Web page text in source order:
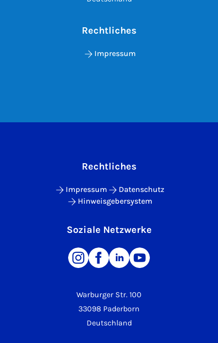
Rechtliches
Impressum
Warburger Str. 100
33098 Paderborn
Deutschland
Rechtliches
Impressum
Datenschutz
Hinweisgebersystem
Soziale Netzwerke